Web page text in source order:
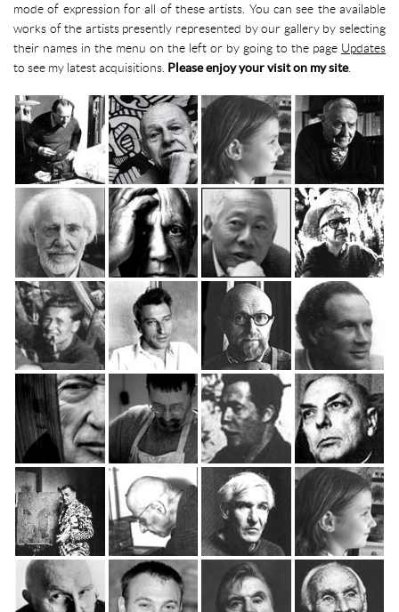
mode of expression for all of these artists. You can see the available
works of the artists presently represented by our gallery by selecting
their names in the menu on the left or by going to the page Updates
to see my latest acquisitions. Please enjoy your visit on my site.